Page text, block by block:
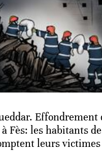
Effondrement
Fès: les habitants
leurs victimes